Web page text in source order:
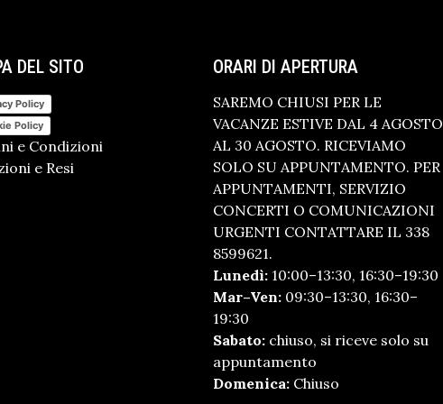
DEL SITO
Policy
Policy
e Condizioni
e Resi
ORARI DI APERTURA
SAREMO CHIUSI PER LE
VACANZE ESTIVE DAL 4 AGOSTO
AL 30 AGOSTO. RICEVIAMO
SOLO SU APPUNTAMENTO. PER
APPUNTAMENTI, SERVIZIO
CONCERTI O COMUNICAZIONI
URGENTI CONTATTARE IL 338
8599621.
Lunedì: 10:00–13:30, 16:30–19:30
Mar–Ven: 09:30–13:30, 16:30–
19:30
Sabato: chiuso, si riceve solo su
appuntamento
Domenica: Chiuso